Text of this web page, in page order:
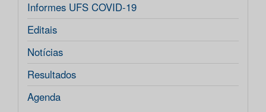
Informes UFS COVID-19
Editais
Notícias
Resultados
Agenda